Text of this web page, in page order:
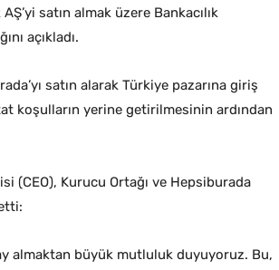
satın almak üzere Bankacılık
açıkladı.
satın alarak Türkiye pazarına giriş
koşulların yerine getirilmesinin ardından
(CEO), Kurucu Ortağı ve Hepsiburada
almaktan büyük mutluluk duyuyoruz. Bu,